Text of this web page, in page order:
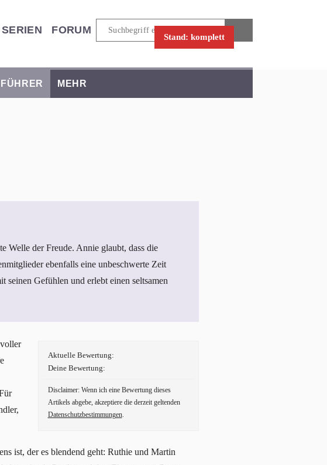
SERIEN FORUM
Stand: komplett
MEHR
Welle der Freude. Annie glaubt, dass die
ebenfalls eine unbeschwerte Zeit
Gefühlen und erlebt einen seltsamen
Aktuelle Bewertung:
Deine Bewertung:
Disclaimer: Wenn ich eine Bewertung dieses
Artikels abgebe, akzeptiere die derzeit geltenden
Datenschutzbestimmungen.
ist, der es blendend geht: Ruthie und Martin